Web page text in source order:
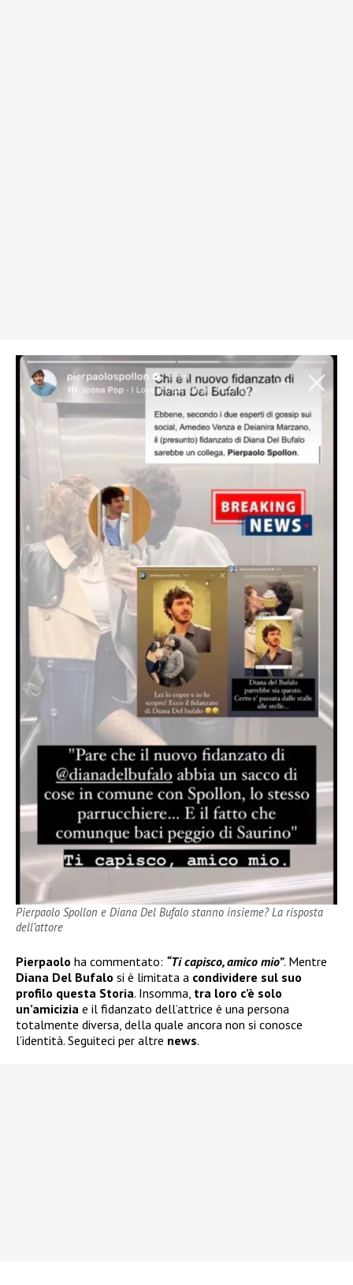
Pierpaolo Spollon e Diana Del Bufalo stanno insieme? La risposta
dell’attore
Pierpaolo ha commentato: “Ti capisco, amico mio”. Mentre
Diana Del Bufalo si è limitata a condividere sul suo
profilo questa Storia. Insomma, tra loro c’è solo
un’amicizia e il fidanzato dell’attrice è una persona
totalmente diversa, della quale ancora non si conosce
l’identità. Seguiteci per altre news.